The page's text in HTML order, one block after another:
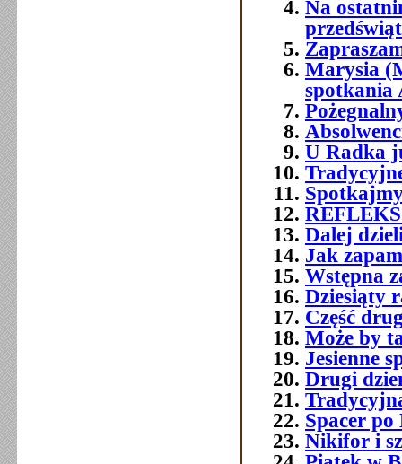
Na
Marysia
spotkania
U Radka
Dalej
Jak
Wstępna
Dziesiąty
Część
Może by
Jesienne
Drugi
Spacer po
Nikifor i